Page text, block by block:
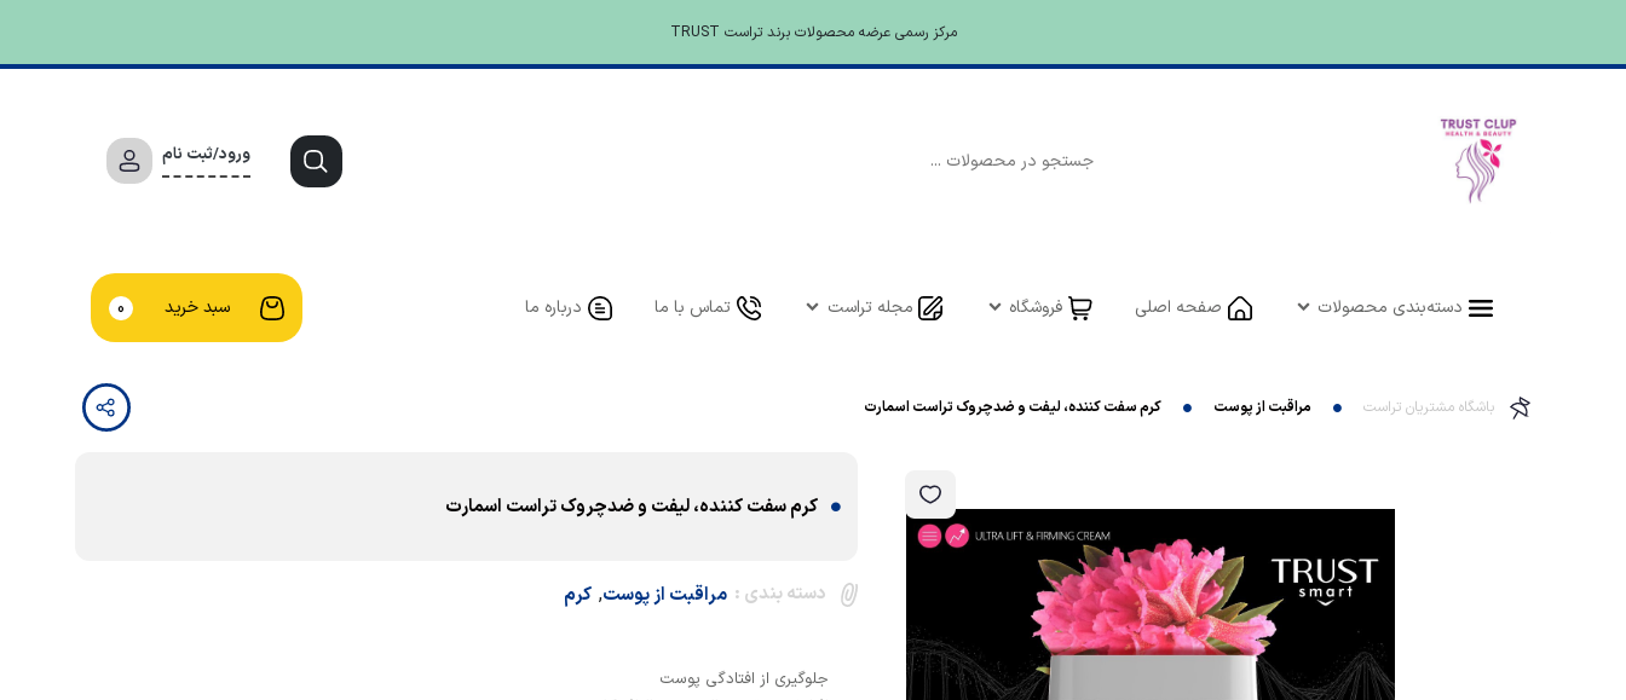
مرکز رسمی عرضه محصولات برند تراست TRUST
ورود/ثبت نام
دسته‌بندی محصولات صفحه اصلی فروشگاه مجله تراست تماس با ما درباره ما سبد خرید 0
باشگاه مشتریان تراست مراقبت از پوست کرم سفت کننده، لیفت و ضدچروک تراست اسمارت
کرم سفت کننده، لیفت و ضدچروک تراست اسمارت
دسته بندی : مراقبت از پوست, کرم